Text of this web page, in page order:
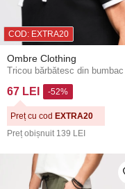
COD: EXTRA20
Ombre Clothing
67 LEI
Preț obișnuit 139 LEI
-52%
Preț cu cod EXTRA20